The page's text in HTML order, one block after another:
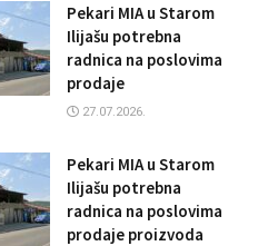
Pekari MIA u Starom
Ilijašu potrebna
radnica na poslovima
prodaje
27.07.2026.
Pekari MIA u Starom
Ilijašu potrebna
radnica na poslovima
prodaje proizvoda